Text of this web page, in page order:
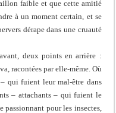
faible et que cette amitié
à un moment certain, et se
dérape dans une cruauté
deux points en arrière :
racontées par elle-même. Où
qui fuient leur mal-être dans
– attachants – qui fuient le
passionnant pour les insectes,